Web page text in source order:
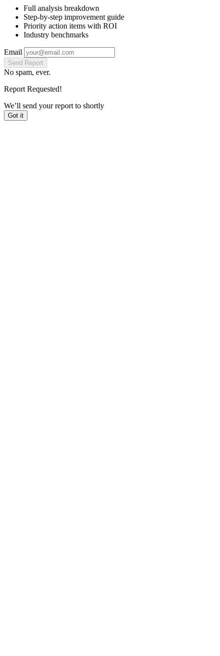
Full analysis breakdown
Step-by-step improvement guide
Priority action items with ROI
Industry benchmarks
Email
Send Report
No spam, ever.
Report Requested!
We’ll send your report to shortly
Got it